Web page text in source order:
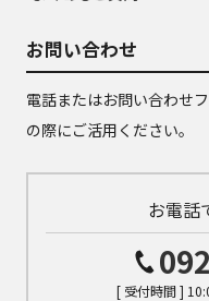
お問い合わせ
電話またはお問い合わせ
の際にご活用ください。
お電話
[ 受付時間 ]